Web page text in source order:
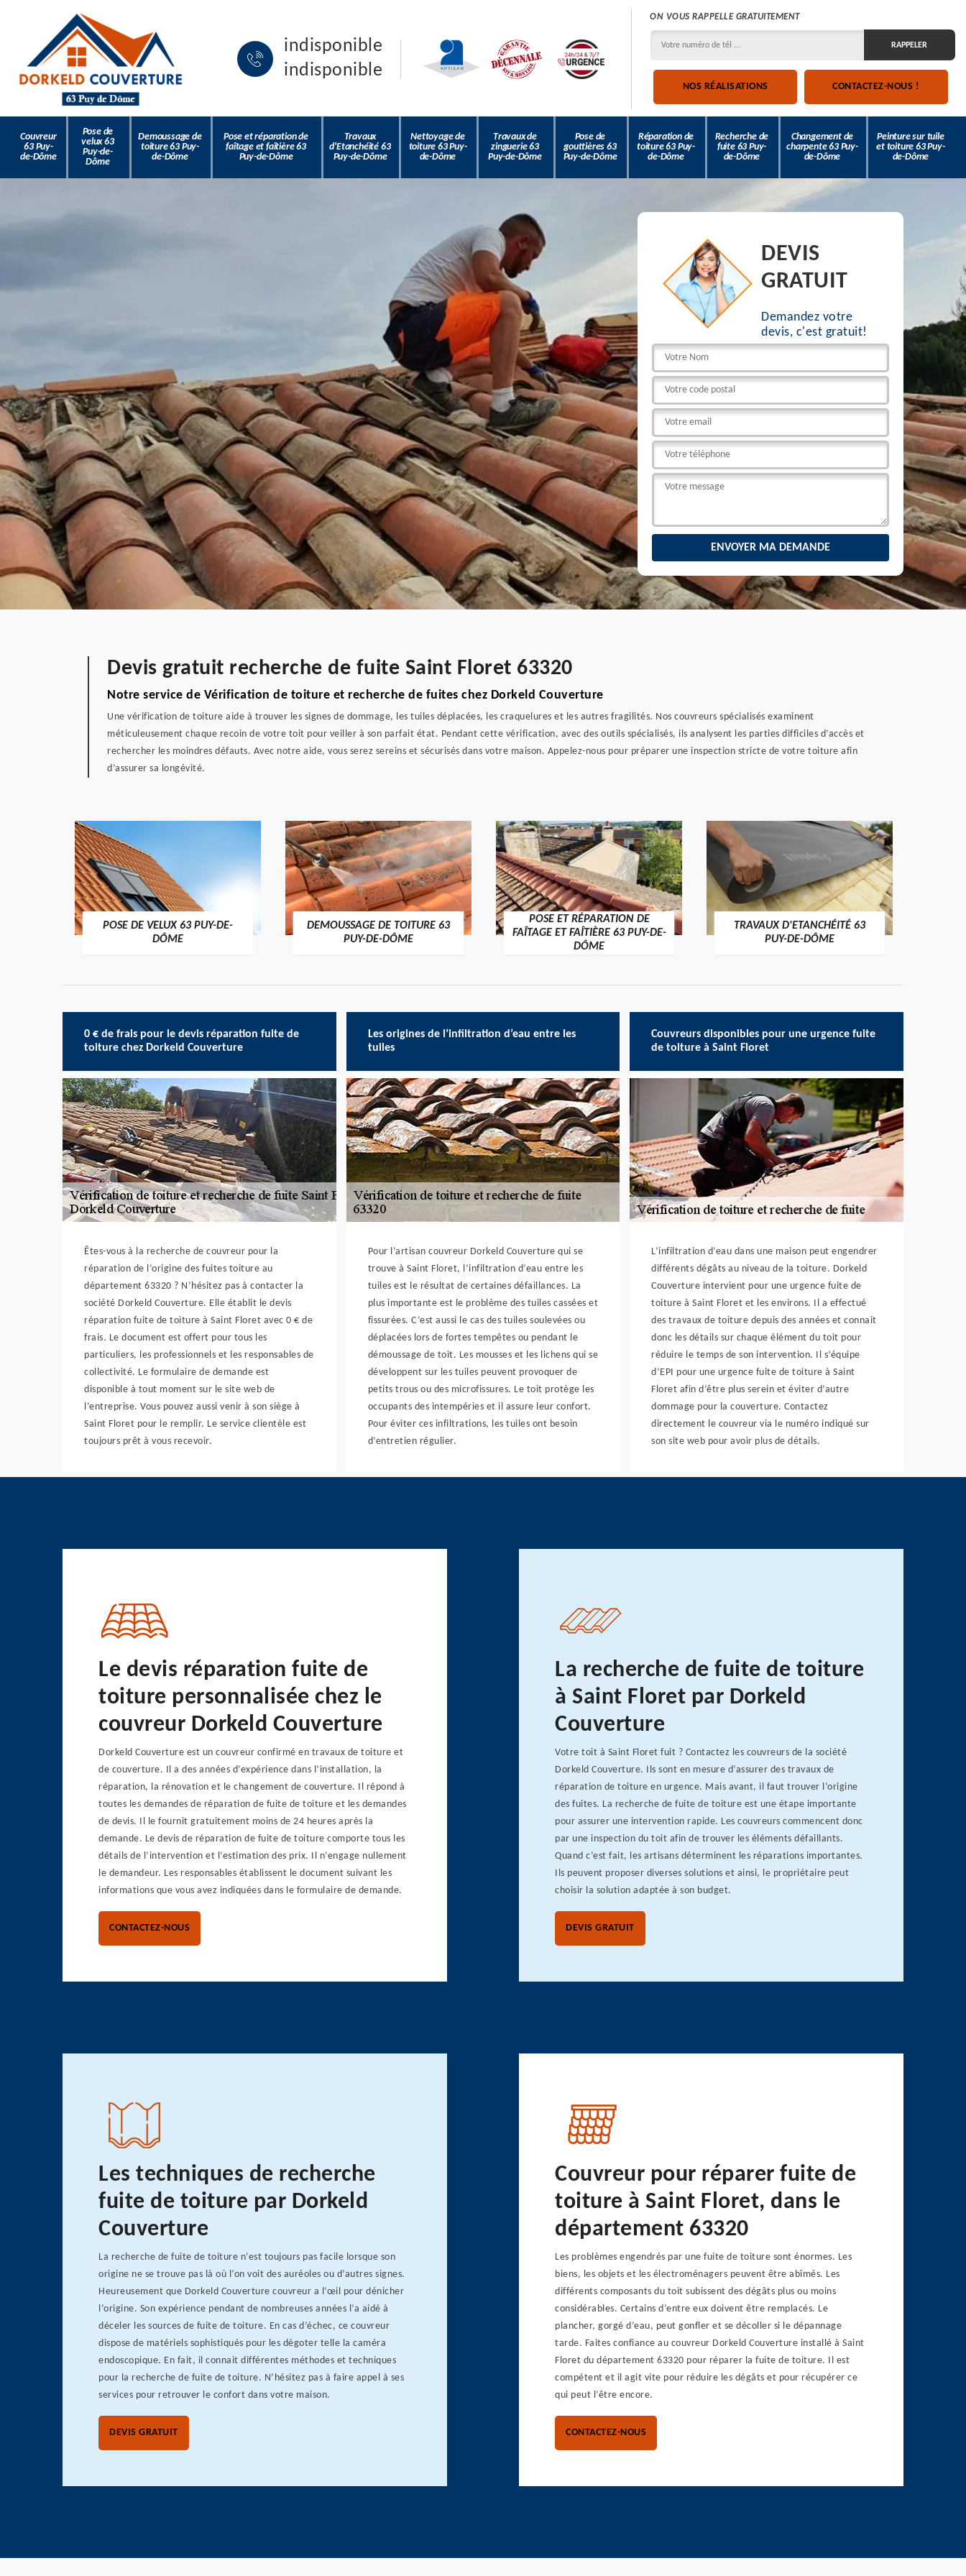
indisponible
indisponible
ON VOUS RAPPELLE GRATUITEMENT
NOS RÉALISATIONS CONTACTEZ-NOUS !
Couvreur
63 Puy-
de-Dôme
Pose de
velux 63
Puy-de-
Dôme
Demoussage de
toiture 63 Puy-
de-Dôme
Pose et réparation de
faîtage et faîtière 63
Puy-de-Dôme
Travaux
d'Etanchéité 63
Puy-de-Dôme
Nettoyage de
toiture 63 Puy-
de-Dôme
Travaux de
zinguerie 63
Puy-de-Dôme
Pose de
gouttières 63
Puy-de-Dôme
Réparation de
toiture 63 Puy-
de-Dôme
Recherche de
fuite 63 Puy-
de-Dôme
Changement de
charpente 63 Puy-
de-Dôme
Peinture sur tuile
et toiture 63 Puy-
de-Dôme
DEVIS
GRATUIT
Demandez votre
devis, c'est gratuit!
Devis gratuit recherche de fuite Saint Floret 63320
Notre service de Vérification de toiture et recherche de fuites chez Dorkeld Couverture
Une vérification de toiture aide à trouver les signes de dommage, les tuiles déplacées, les craquelures et les autres fragilités. Nos couvreurs spécialisés examinent
méticuleusement chaque recoin de votre toit pour veiller à son parfait état. Pendant cette vérification, avec des outils spécialisés, ils analysent les parties difficiles d’accès et
rechercher les moindres défauts. Avec notre aide, vous serez sereins et sécurisés dans votre maison. Appelez-nous pour préparer une inspection stricte de votre toiture afin
d’assurer sa longévité.
POSE DE VELUX 63 PUY-DE-
DÔME
DEMOUSSAGE DE TOITURE 63
PUY-DE-DÔME
POSE ET RÉPARATION DE
FAÎTAGE ET FAÎTIÈRE 63 PUY-DE-
DÔME
TRAVAUX D'ETANCHÉITÉ 63
PUY-DE-DÔME
0 € de frais pour le devis réparation fuite de
toiture chez Dorkeld Couverture
Êtes-vous à la recherche de couvreur pour la
réparation de l’origine des fuites toiture au
département 63320 ? N’hésitez pas à contacter la
société Dorkeld Couverture. Elle établit le devis
réparation fuite de toiture à Saint Floret avec 0 € de
frais. Le document est offert pour tous les
particuliers, les professionnels et les responsables de
collectivité. Le formulaire de demande est
disponible à tout moment sur le site web de
l’entreprise. Vous pouvez aussi venir à son siège à
Saint Floret pour le remplir. Le service clientèle est
toujours prêt à vous recevoir.
Les origines de l’infiltration d’eau entre les
tuiles
Pour l’artisan couvreur Dorkeld Couverture qui se
trouve à Saint Floret, l’infiltration d’eau entre les
tuiles est le résultat de certaines défaillances. La
plus importante est le problème des tuiles cassées et
fissurées. C’est aussi le cas des tuiles soulevées ou
déplacées lors de fortes tempêtes ou pendant le
démoussage de toit. Les mousses et les lichens qui se
développent sur les tuiles peuvent provoquer de
petits trous ou des microfissures. Le toit protège les
occupants des intempéries et il assure leur confort.
Pour éviter ces infiltrations, les tuiles ont besoin
d’entretien régulier.
Couvreurs disponibles pour une urgence fuite
de toiture à Saint Floret
L’infiltration d’eau dans une maison peut engendrer
différents dégâts au niveau de la toiture. Dorkeld
Couverture intervient pour une urgence fuite de
toiture à Saint Floret et les environs. Il a effectué
des travaux de toiture depuis des années et connait
donc les détails sur chaque élément du toit pour
réduire le temps de son intervention. Il s’équipe
d’EPI pour une urgence fuite de toiture à Saint
Floret afin d’être plus serein et éviter d’autre
dommage pour la couverture. Contactez
directement le couvreur via le numéro indiqué sur
son site web pour avoir plus de détails.
Le devis réparation fuite de
toiture personnalisée chez le
couvreur Dorkeld Couverture
Dorkeld Couverture est un couvreur confirmé en travaux de toiture et
de couverture. Il a des années d’expérience dans l’installation, la
réparation, la rénovation et le changement de couverture. Il répond à
toutes les demandes de réparation de fuite de toiture et les demandes
de devis. Il le fournit gratuitement moins de 24 heures après la
demande. Le devis de réparation de fuite de toiture comporte tous les
détails de l’intervention et l’estimation des prix. Il n’engage nullement
le demandeur. Les responsables établissent le document suivant les
informations que vous avez indiquées dans le formulaire de demande.
CONTACTEZ-NOUS
La recherche de fuite de toiture
à Saint Floret par Dorkeld
Couverture
Votre toit à Saint Floret fuit ? Contactez les couvreurs de la société
Dorkeld Couverture. Ils sont en mesure d’assurer des travaux de
réparation de toiture en urgence. Mais avant, il faut trouver l’origine
des fuites. La recherche de fuite de toiture est une étape importante
pour assurer une intervention rapide. Les couvreurs commencent donc
par une inspection du toit afin de trouver les éléments défaillants.
Quand c’est fait, les artisans déterminent les réparations importantes.
Ils peuvent proposer diverses solutions et ainsi, le propriétaire peut
choisir la solution adaptée à son budget.
DEVIS GRATUIT
Les techniques de recherche
fuite de toiture par Dorkeld
Couverture
La recherche de fuite de toiture n’est toujours pas facile lorsque son
origine ne se trouve pas là où l’on voit des auréoles ou d’autres signes.
Heureusement que Dorkeld Couverture couvreur a l’œil pour dénicher
l’origine. Son expérience pendant de nombreuses années l’a aidé à
déceler les sources de fuite de toiture. En cas d’échec, ce couvreur
dispose de matériels sophistiqués pour les dégoter telle la caméra
endoscopique. En fait, il connait différentes méthodes et techniques
pour la recherche de fuite de toiture. N’hésitez pas à faire appel à ses
services pour retrouver le confort dans votre maison.
DEVIS GRATUIT
Couvreur pour réparer fuite de
toiture à Saint Floret, dans le
département 63320
Les problèmes engendrés par une fuite de toiture sont énormes. Les
biens, les objets et les électroménagers peuvent être abîmés. Les
différents composants du toit subissent des dégâts plus ou moins
considérables. Certains d’entre eux doivent être remplacés. Le
plancher, gorgé d’eau, peut gonfler et se décoller si le dépannage
tarde. Faites confiance au couvreur Dorkeld Couverture installé à Saint
Floret du département 63320 pour réparer la fuite de toiture. Il est
compétent et il agit vite pour réduire les dégâts et pour récupérer ce
qui peut l’être encore.
CONTACTEZ-NOUS